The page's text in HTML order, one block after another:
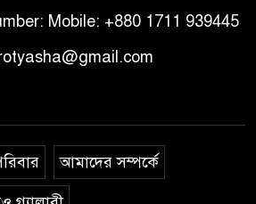
Mobile: +880 1711 939445
আমাদের সম্পর্কে